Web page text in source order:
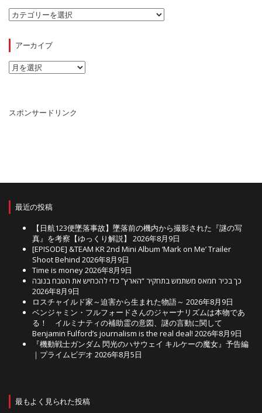
カ
テ
ー
アーカイブ
ア
ー
ブ
スポンサードリンク
最近の投稿
【日航123便墜落事故】墜落前の機内から撮影された『謎の写
真』を考察【ゆっくり解説】
2026年8月9日
[EPISODE] &TEAM KR 2nd Mini Album ‘Mark on Me’ Trailer
Shoot Behind 2026年8月9日
Time is money2026年8月9日
כך בכיר חמאס משתמש בתחקיר “הארץ” כדי להכחיש את הטבח בנובה
2026年8月9日
ロスチャイルド家～迫害から生まれた物語～ 2026年8月9日
ベンジャミン・フルフォードさんのジャーナリズムは本物であ
る！ イルミナティの補助霊の意図、謎の言動に関して
Benjamin Fulford’s journalism is the real deal! 2026年8月9日
『機動戦士ガンダム 閃光のハサウェイ キルケーの魔女』予告編
｜プライムビデオ 2026年8月5日
最もよく見られた投稿